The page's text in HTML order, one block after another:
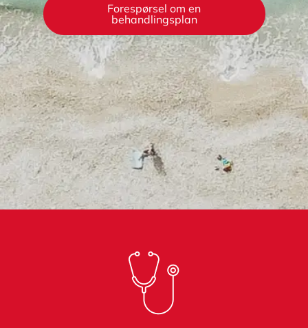
Forespørsel om en
behandlingsplan